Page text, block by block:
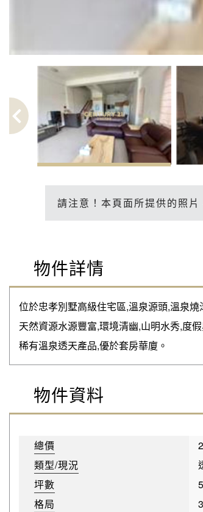
請注意！本頁面所提供的照
物件詳情
位於忠孝別墅高級住宅區,溫泉源頭,溫泉燒
天然資源水源豐富,環境清幽,山明水秀,度
稀有溫泉透天產品,優於套房華廈。
物件資料
總價
類型/現況
坪數
格局